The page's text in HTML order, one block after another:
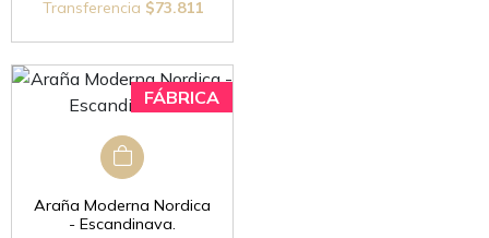
Transferencia $73.811
Araña Moderna Nordica
- Escandinava.